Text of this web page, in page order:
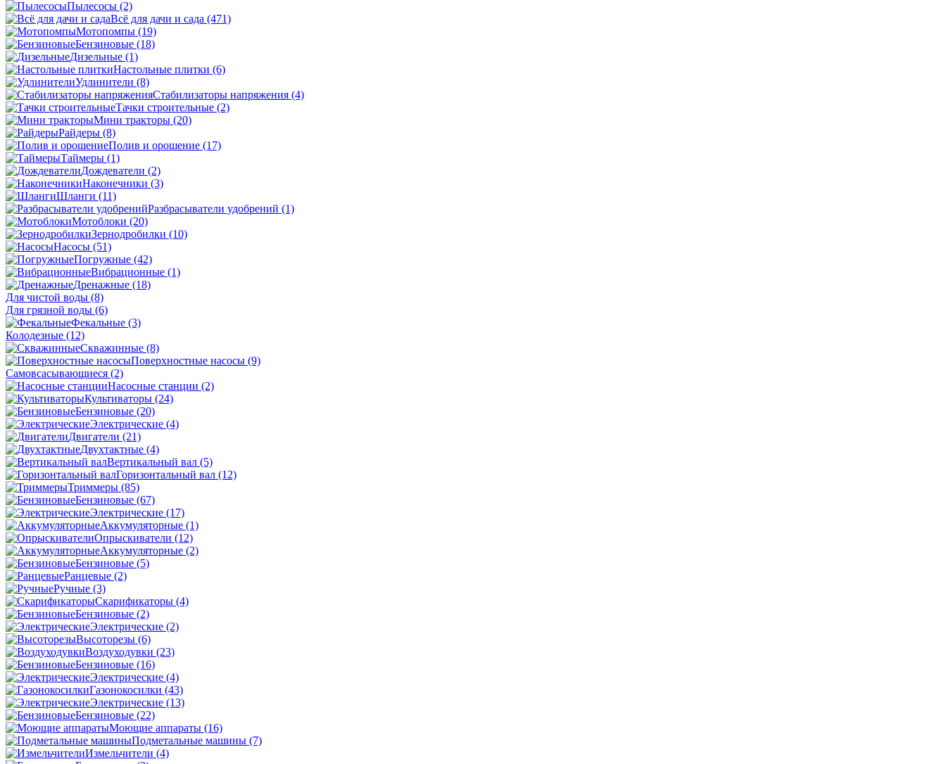
Пылесосы (2)
Всё для дачи и сада (471)
Мотопомпы (19)
Бензиновые (18)
Дизельные (1)
Настольные плитки (6)
Удлинители (8)
Стабилизаторы напряжения (4)
Тачки строительные (2)
Мини тракторы (20)
Райдеры (8)
Полив и орошение (17)
Таймеры (1)
Дождеватели (2)
Наконечники (3)
Шланги (11)
Разбрасыватели удобрений (1)
Мотоблоки (20)
Зернодробилки (10)
Насосы (51)
Погружные (42)
Вибрационные (1)
Дренажные (18)
Для чистой воды (8)
Для грязной воды (6)
Фекальные (3)
Колодезные (12)
Скважинные (8)
Поверхностные насосы (9)
Самовсасывающиеся (2)
Насосные станции (2)
Культиваторы (24)
Бензиновые (20)
Электрические (4)
Двигатели (21)
Двухтактные (4)
Вертикальный вал (5)
Горизонтальный вал (12)
Триммеры (85)
Бензиновые (67)
Электрические (17)
Аккумуляторные (1)
Опрыскиватели (12)
Аккумуляторные (2)
Бензиновые (5)
Ранцевые (2)
Ручные (3)
Скарификаторы (4)
Бензиновые (2)
Электрические (2)
Высоторезы (6)
Воздуходувки (23)
Бензиновые (16)
Электрические (4)
Газонокосилки (43)
Электрические (13)
Бензиновые (22)
Моющие аппараты (16)
Подметальные машины (7)
Измельчители (4)